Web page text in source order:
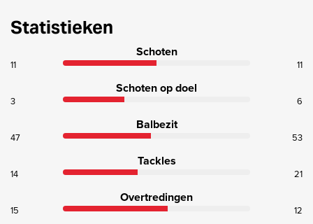
Statistieken
Schoten
11 11
Schoten op doel
3 6
Balbezit
47 53
Tackles
14 21
Overtredingen
15 12